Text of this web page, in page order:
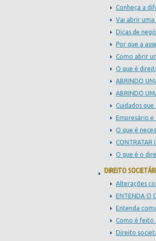
Conheça a
Vai abrir
Dicas de
Por que a
Como abrir
O que é
ABRINDO
ABRINDO
Cuidados
Empresário e
O que é
CONTRATAR
O que é o
DIREITO
Alterações
ENTENDA O
Entenda
Como é feito
Direito